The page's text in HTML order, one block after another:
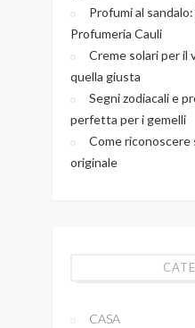
Profumi al
Profumeria Cauli
Creme solari per il
quella giusta
Segni zodiacali e
perfetta per i gemelli
Come riconoscere
originale
CASA